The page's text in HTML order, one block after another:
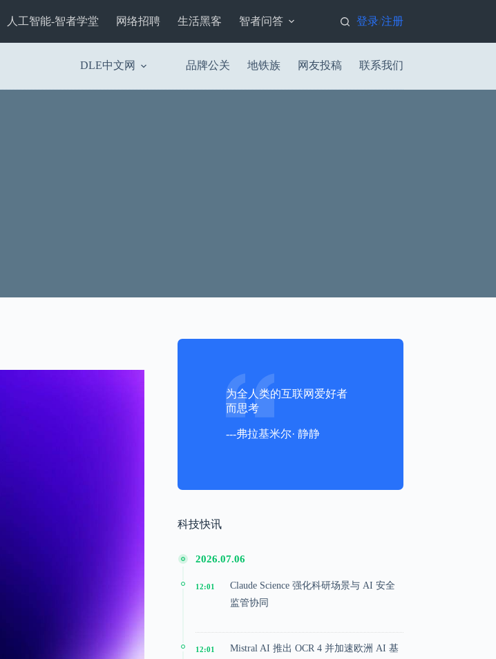
人工智能-智者学堂 网络招聘 生活黑客 智者问答 登录/注册
DLE中文网 品牌公关 地铁族 网友投稿 联系我们
为全人类的互联网爱好者
而思考
---弗拉基米尔· 静静
科技快讯
2026.07.06
12:01
Claude Science 强化科研场景与 AI 安全
监管协同
12:01
Mistral AI 推出 OCR 4 并加速欧洲 AI 基